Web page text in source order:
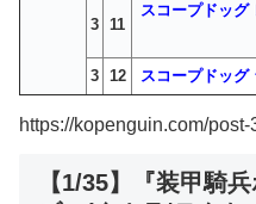
3 11
スコープドッグ
3 12 スコープドッグ
https://kopenguin.com/post-
【1/35】『装甲騎